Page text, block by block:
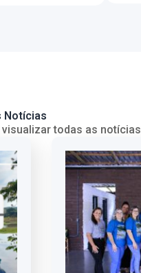
Notícias
todas as notícias